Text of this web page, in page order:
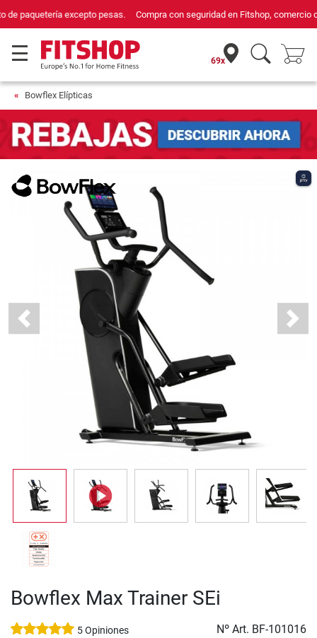
Compra con seguridad en Fitshop, comercio con sello de Confianza Online.
69x
Bowflex Elípticas
Previous Next
Bowflex Max Trainer SEi
5 Opiniones Nº Art. BF-101016